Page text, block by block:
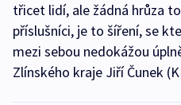
třicet lidí, ale žádná hrůza
příslušníci, je to šíření, se
mezi sebou nedokážou
Zlínského kraje Jiří Čunek